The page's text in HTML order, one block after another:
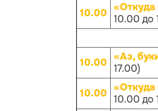
10.00 10.00 до
10.00 «Аз,
17.00)
10.00 10.00 до